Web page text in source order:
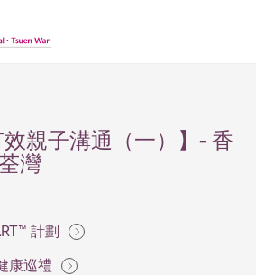
效親子溝通（一）】- 香
灣
計劃
康巡禮